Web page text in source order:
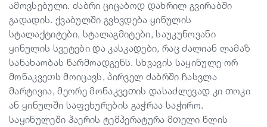
საქართველო
ამოვსებული. ძაბრი ციცაბოდ დახრილ გვირაბში
გადადის. ქვაბულში გვხვდება ყინულის
სტალაქტიტები, სტალაგმიტები, საუკუნოვანი
ყინულის სვეტები და კასკადები, რაც ძალიან ლამაზ
სანახაობას წარმოადგენს. სხვავის საყინულე ორ
მონაკვეთს მოიცავს, პირველ ძაბრში ჩასვლა
მარტივია, მეორე მონაკვეთის დასაძლევად კი თოკი
ან ყინულში საფეხურების გაჭრაა საჭირო.
საყინულეში ჰაერის ტემპერატურა მთელი წლის